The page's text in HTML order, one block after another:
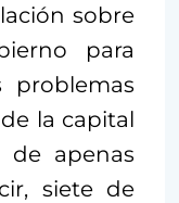
sobre
para
problemas
la capital
de apenas
siete de